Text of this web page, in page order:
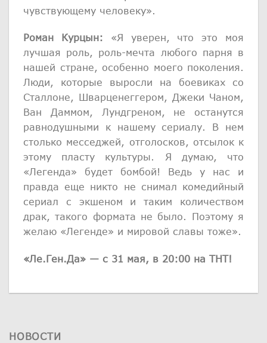
чувствующему человеку».
Роман Курцын: «Я уверен, что это моя
лучшая роль, роль-мечта любого парня в
нашей стране, особенно моего поколения.
Люди, которые выросли на боевиках со
Сталлоне, Шварценеггером, Джеки Чаном,
Ван Даммом, Лундгреном, не останутся
равнодушными к нашему сериалу. В нем
столько месседжей, отголосков, отсылок к
этому пласту культуры. Я думаю, что
«Легенда» будет бомбой! Ведь у нас и
правда еще никто не снимал комедийный
сериал с экшеном и таким количеством
драк, такого формата не было. Поэтому я
желаю «Легенде» и мировой славы тоже».
«Ле.Ген.Да» — с 31 мая, в 20:00 на ТНТ!
НОВОСТИ